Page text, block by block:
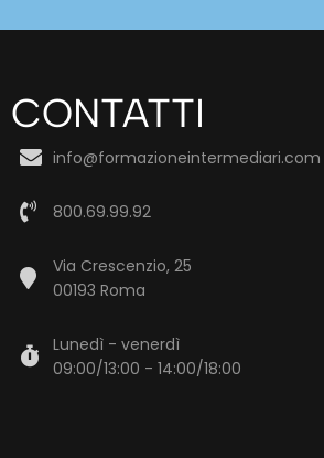
CONTATTI
info@formazioneintermediari.com
800.69.99.92
Via Crescenzio, 25
00193 Roma
Lunedì - venerdì
09:00/13:00 - 14:00/18:00